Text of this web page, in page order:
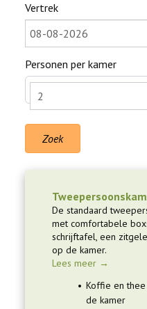
Vertrek
Personen per kamer
Zoek
De standaard
met comfortabele
schrijftafel, een
op de kamer.
Lees meer →
Koffie en
de kamer